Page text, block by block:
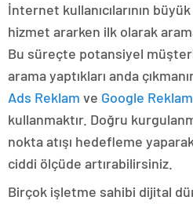
İnternet kullanıcılarının
hizmet ararken ilk olarak
Bu süreçte potansiyel
arama yaptıkları anda
Ads Reklam ve Google Reklam
kullanmaktır. Doğru
nokta atışı hedefleme
ciddi ölçüde artırabilirsiniz.
Birçok işletme sahibi dijital